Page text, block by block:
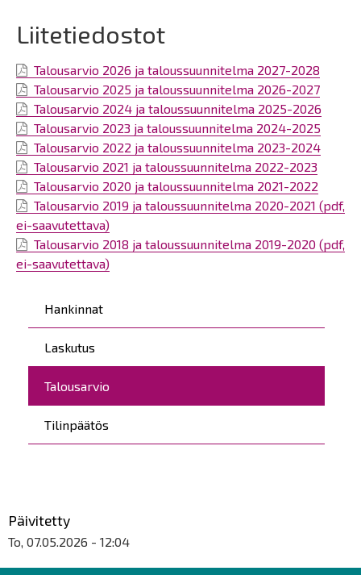
Päävalikko
Hankinnat
Laskutus
Talousarvio
Tilinpäätös
Liitetiedostot
Talousarvio 2026 ja taloussuunnitelma 2027-2028
Talousarvio 2025 ja taloussuunnitelma 2026-2027
Talousarvio 2024 ja taloussuunnitelma 2025-2026
Talousarvio 2023 ja taloussuunnitelma 2024-2025
Talousarvio 2022 ja taloussuunnitelma 2023-2024
Talousarvio 2021 ja taloussuunnitelma 2022-2023
Talousarvio 2020 ja taloussuunnitelma 2021-2022
Talousarvio 2019 ja taloussuunnitelma 2020-2021 (pdf,
ei-saavutettava)
Talousarvio 2018 ja taloussuunnitelma 2019-2020 (pdf,
ei-saavutettava)
Päivitetty
To, 07.05.2026 - 12:04